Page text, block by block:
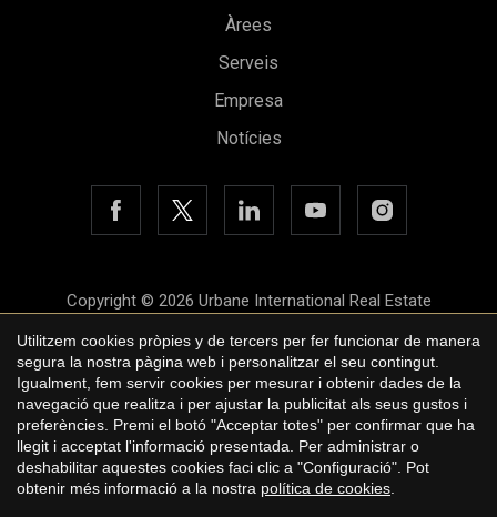
Àrees
Serveis
Empresa
Notícies
Copyright © 2026 Urbane International Real Estate
Avís legal
Política de privacitat
Polí­tica de cookies
byiEstrategic
Utilitzem cookies pròpies y de tercers per fer funcionar de manera
segura la nostra pàgina web i personalitzar el seu contingut.
Igualment, fem servir cookies per mesurar i obtenir dades de la
navegació que realitza i per ajustar la publicitat als seus gustos i
preferències. Premi el botó "Acceptar totes" per confirmar que ha
llegit i acceptat l'informació presentada. Per administrar o
deshabilitar aquestes cookies faci clic a "Configuració". Pot
obtenir més informació a la nostra política de cookies
Guardar configuració